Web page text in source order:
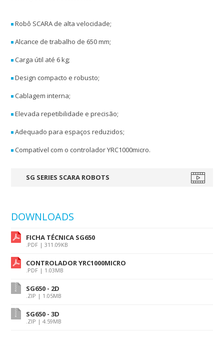
Robô SCARA de alta velocidade;
Alcance de trabalho de 650 mm;
Carga útil até 6 kg;
Design compacto e robusto;
Cablagem interna;
Elevada repetibilidade e precisão;
Adequado para espaços reduzidos;
Compatível com o controlador YRC1000micro.
SG SERIES SCARA ROBOTS
DOWNLOADS
FICHA TÉCNICA SG650
.PDF | 311.09KB
CONTROLADOR YRC1000MICRO
.PDF | 1.03MB
SG650 - 2D
.ZIP | 1.05MB
SG650 - 3D
.ZIP | 4.59MB